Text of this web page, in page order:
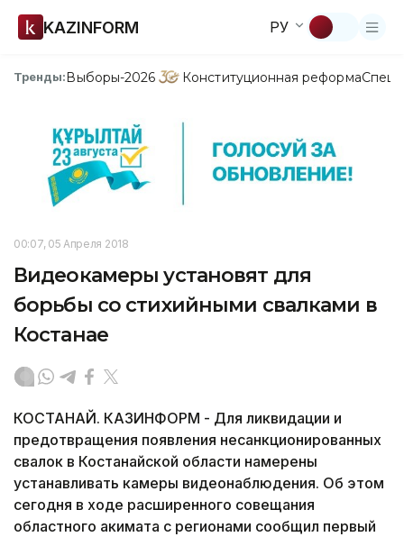
KAZINFORM РУ
Тренды:Выборы-2026 Конституционная реформа
00:07, 05 Апреля 2018
Видеокамеры установят для
борьбы со стихийными свалками в
Костанае
КОСТАНАЙ. КАЗИНФОРМ - Для ликвидации и
предотвращения появления несанкционированных
свалок в Костанайской области намерены
устанавливать камеры видеонаблюдения. Об этом
сегодня в ходе расширенного совещания
областного акимата с регионами сообщил первый